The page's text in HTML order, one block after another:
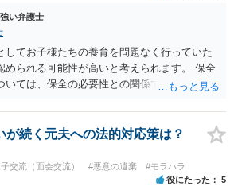
）、③の点がクリアされれば、夫側の離婚請
ります（専門的には、③は被告側から反論し
す）。別居期間何年であれば要件①が常に充
なく、事案に応じて総合的に判断されるとこ
い弁護士
してお子様たちの養育を問題なく行っていた
められる可能性が高いと考えられます。 保全
いては、保全の必要性との関係でなんともい
きいと思いますが、担当の弁護士とよく相談
ださい。
が続く元夫への法的対応策は？
交流（面会交流） #悪意の遺棄 #モラハラ
役にたった 5